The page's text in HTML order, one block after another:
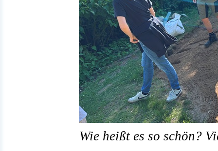
Wie heißt es so schön?